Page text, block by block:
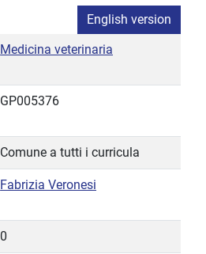
English version
Medicina veterinaria
GP005376
Comune a tutti i curricula
Fabrizia Veronesi
0